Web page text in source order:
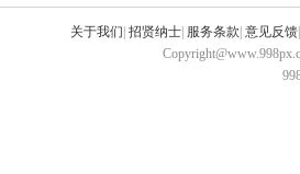
关于我们 招贤纳士 服务条款 意见反馈